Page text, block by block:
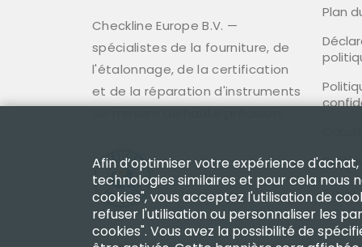
Checkline Europe B.V. —
spécialistes de la fourniture, de
l'étalonnage, de la certification
et de la réparation d'instruments
Plan
Code
Afin d’optimiser votre expérience
technologies similaires et pour cela nous
cookies", vous acceptez l'utilisation de
refuser l'utilisation ou personnaliser les
cookies". Vous avez la possibilité de